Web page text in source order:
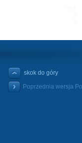
skok do góry
Poprzednia wersja